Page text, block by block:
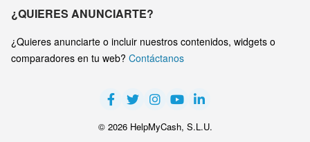
¿QUIERES ANUNCIARTE?
¿Quieres anunciarte o incluir nuestros contenidos, widgets o
comparadores en tu web? Contáctanos
© 2026 HelpMyCash, S.L.U.